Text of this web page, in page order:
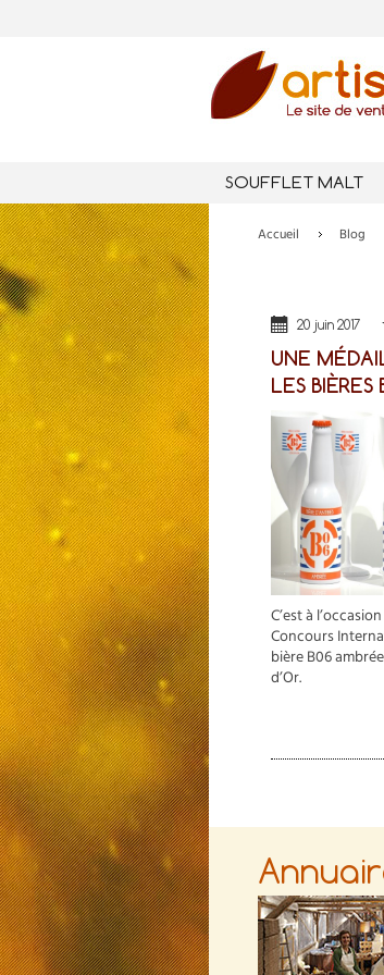
SOUFFLET MALT
Accueil Blog
20 juin 2017
UNE
LES BIÈRES
C’est à
Concours
bière B06
d’Or.